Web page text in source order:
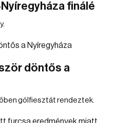
finálé
döntős a
gólfiesztát rendeztek.